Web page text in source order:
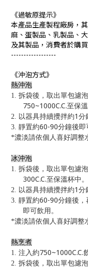
《過敏原提示》
本產品生產製程廠房，
麻、蛋製品、乳製品、
及其製品，消費者於購
------------------
《沖泡方式》
熱沖泡
1. 拆袋後，取出單包濾
750~1000C.C.至保溫
2. 以器具持續攪拌約1 分
3. 靜置約60-90分鐘後即
*濃淡請依個人喜好調整
冰沖泡
1. 拆袋後，取出單包濾
300C.C.至保溫杯中。
2. 以器具持續攪拌約1 分
3. 靜置約60-90分鐘後，
即可飲用。
*濃淡請依個人喜好調整
熱烹煮
1. 注入約750~1000C.C.
2. 拆袋後，取出單包濾